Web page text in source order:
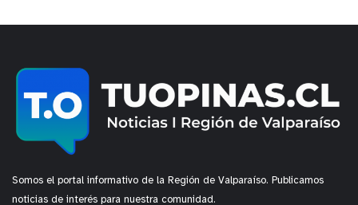
Somos el portal informativo de la Región de Valparaíso. Publicamos
noticias de interés para nuestra comunidad.